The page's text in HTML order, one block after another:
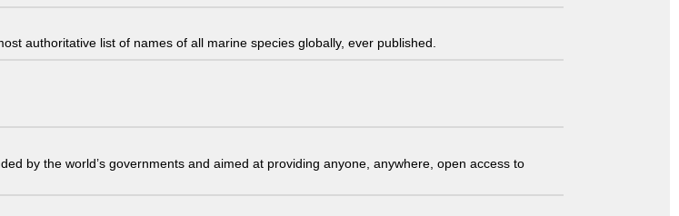
authoritative list of names of all marine species globally, ever published.
by the world’s governments and aimed at providing anyone, anywhere, open access to